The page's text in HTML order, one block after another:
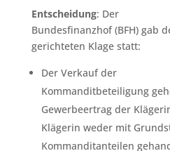
Entscheidung: Der
Bundesfinanzhof (BFH) gab
gerichteten Klage statt:
Der Verkauf der
Kommanditbeteiligung
Gewerbeertrag der
Klägerin weder mit
Kommanditanteilen